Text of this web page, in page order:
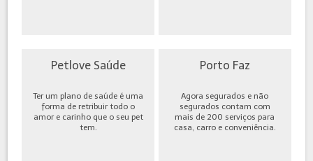
Petlove Saúde
Ter um plano de saúde é uma
forma de retribuir todo o
amor e carinho que o seu pet
tem.
Porto Faz
Agora segurados e não
segurados contam com
mais de 200 serviços para
casa, carro e conveniência.